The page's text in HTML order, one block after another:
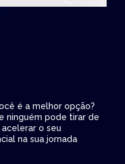
é a melhor opção?
ninguém pode tirar de
o seu
na sua jornada